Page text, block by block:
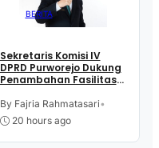
BERITA
Sekretaris Komisi IV
DPRD Purworejo Dukung
Penambahan Fasilitas
Tjitrowardojo
By Fajria Rahmatasari•
20 hours ago